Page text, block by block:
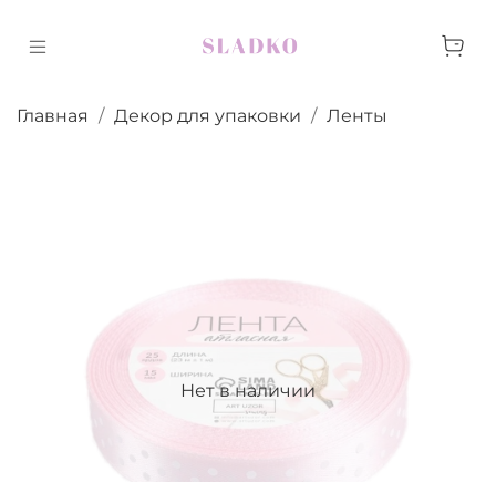
Главная Декор для упаковки Ленты
Нет в наличии